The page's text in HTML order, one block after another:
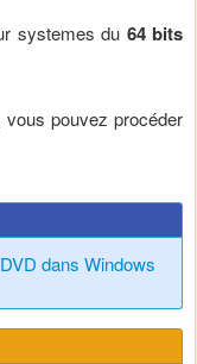
systemes du 64 bits
vous pouvez procéder
dans Windows